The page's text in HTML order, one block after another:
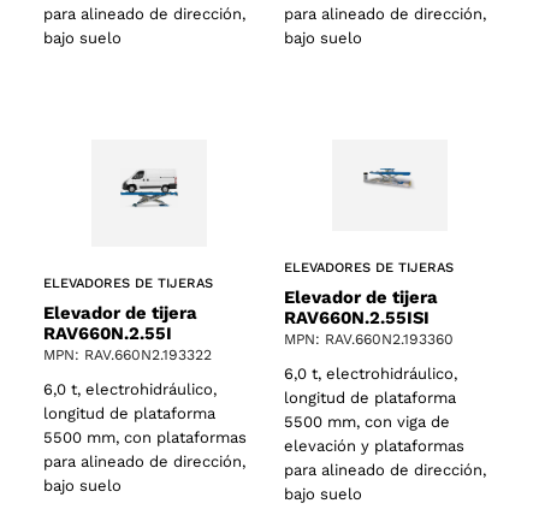
para alineado de dirección,
bajo suelo
para alineado de dirección,
bajo suelo
ELEVADORES DE TIJERAS
Elevador de tijera
RAV660N.2.55I
MPN: RAV.660N2.193322
6,0 t, electrohidráulico,
longitud de plataforma
5500 mm, con plataformas
para alineado de dirección,
bajo suelo
ELEVADORES DE TIJERAS
Elevador de tijera
RAV660N.2.55ISI
MPN: RAV.660N2.193360
6,0 t, electrohidráulico,
longitud de plataforma
5500 mm, con viga de
elevación y plataformas
para alineado de dirección,
bajo suelo